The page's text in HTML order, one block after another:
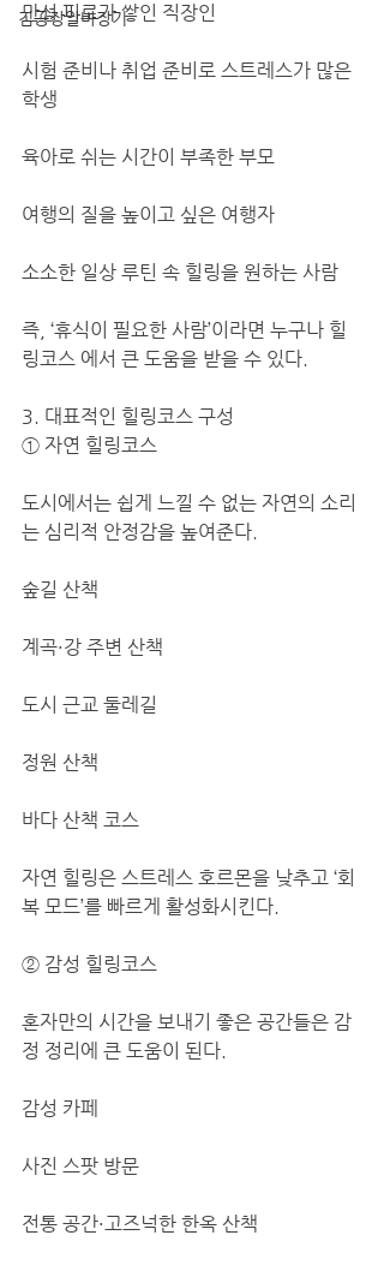
김공장알바장기
만성 피로가 쌓인 직장인
시험 준비나 취업 준비로 스트레스가 많은
학생
육아로 쉬는 시간이 부족한 부모
여행의 질을 높이고 싶은 여행자
소소한 일상 루틴 속 힐링을 원하는 사람
즉, ‘휴식이 필요한 사람’이라면 누구나 힐
링코스 에서 큰 도움을 받을 수 있다.
3. 대표적인 힐링코스 구성
① 자연 힐링코스
도시에서는 쉽게 느낄 수 없는 자연의 소리
는 심리적 안정감을 높여준다.
숲길 산책
계곡·강 주변 산책
도시 근교 둘레길
정원 산책
바다 산책 코스
자연 힐링은 스트레스 호르몬을 낮추고 ‘회
복 모드’를 빠르게 활성화시킨다.
② 감성 힐링코스
혼자만의 시간을 보내기 좋은 공간들은 감
정 정리에 큰 도움이 된다.
감성 카페
사진 스팟 방문
전통 공간·고즈넉한 한옥 산책